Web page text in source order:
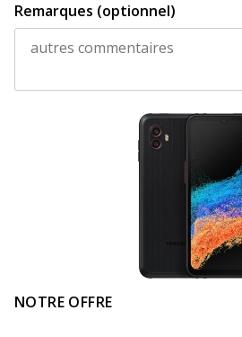
Remarques (optionnel)
NOTRE OFFRE